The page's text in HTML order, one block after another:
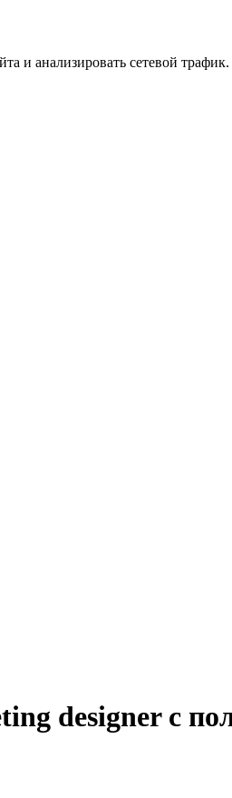
и анализировать сетевой трафик.
designer с